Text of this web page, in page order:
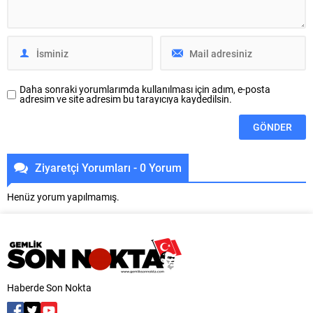
Derneği (IOCP) tarafından
Daha sonraki yorumlarımda kullanılması için adım, e-posta
adresim ve site adresim bu tarayıcıya kaydedilsin.
Ziyaretçi Yorumları - 0 Yorum
Henüz yorum yapılmamış.
Haberde Son Nokta